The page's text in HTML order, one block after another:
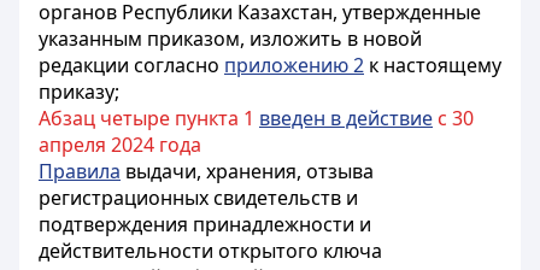
органов Республики Казахстан, утвержденные
указанным приказом, изложить в новой
редакции согласно приложению 2 к настоящему
приказу;
Абзац четыре пункта 1 введен в действие с 30
апреля 2024 года
Правила выдачи, хранения, отзыва
регистрационных свидетельств и
подтверждения принадлежности и
действительности открытого ключа